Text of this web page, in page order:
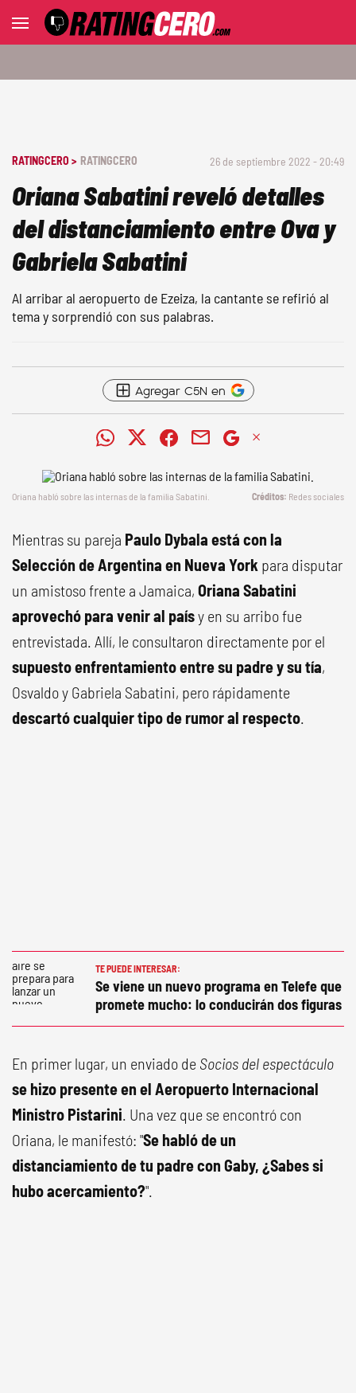
RATINGCERO > RATINGCERO 26 de septiembre 2022 - 20:49
Oriana Sabatini reveló detalles
del distanciamiento entre Ova y
Gabriela Sabatini
Al arribar al aeropuerto de Ezeiza, la cantante se refirió al
tema y sorprendió con sus palabras.
Agregar C5N en
Oriana habló sobre las internas de la familia Sabatini. Redes sociales
Mientras su pareja Paulo Dybala está con la
Selección de Argentina en Nueva York para disputar
un amistoso frente a Jamaica, Oriana Sabatini
aprovechó para venir al paísy en su arribo fue
entrevistada. Allí, le consultaron directamente por el
supuesto enfrentamiento entre su padre y su tía,
Osvaldo y Gabriela Sabatini, pero rápidamente
descartó cualquier tipo de rumor al respecto.
TE PUEDE INTERESAR:
Se viene un nuevo programa en Telefe que
promete mucho: lo conducirán dos figuras
En primer lugar, un enviado de Socios del espectáculo
se hizo presente en el Aeropuerto Internacional
Ministro Pistarini. Una vez que se encontró con
Oriana, le manifestó: "Se habló de un
distanciamiento de tu padre con Gaby, ¿Sabes si
hubo acercamiento?".